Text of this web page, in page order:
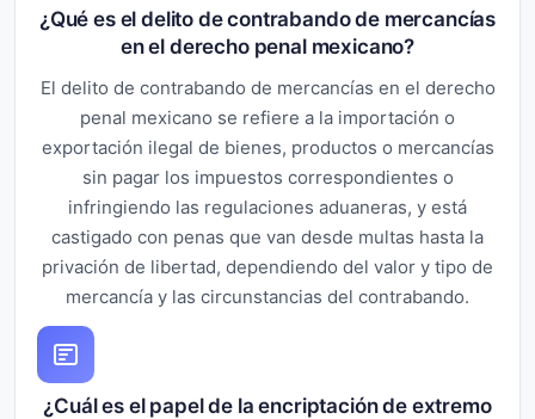
¿Qué es el delito de contrabando de mercancías
en el derecho penal mexicano?
El delito de contrabando de mercancías en el derecho
penal mexicano se refiere a la importación o
exportación ilegal de bienes, productos o mercancías
sin pagar los impuestos correspondientes o
infringiendo las regulaciones aduaneras, y está
castigado con penas que van desde multas hasta la
privación de libertad, dependiendo del valor y tipo de
mercancía y las circunstancias del contrabando.
¿Cuál es el papel de la encriptación de extremo